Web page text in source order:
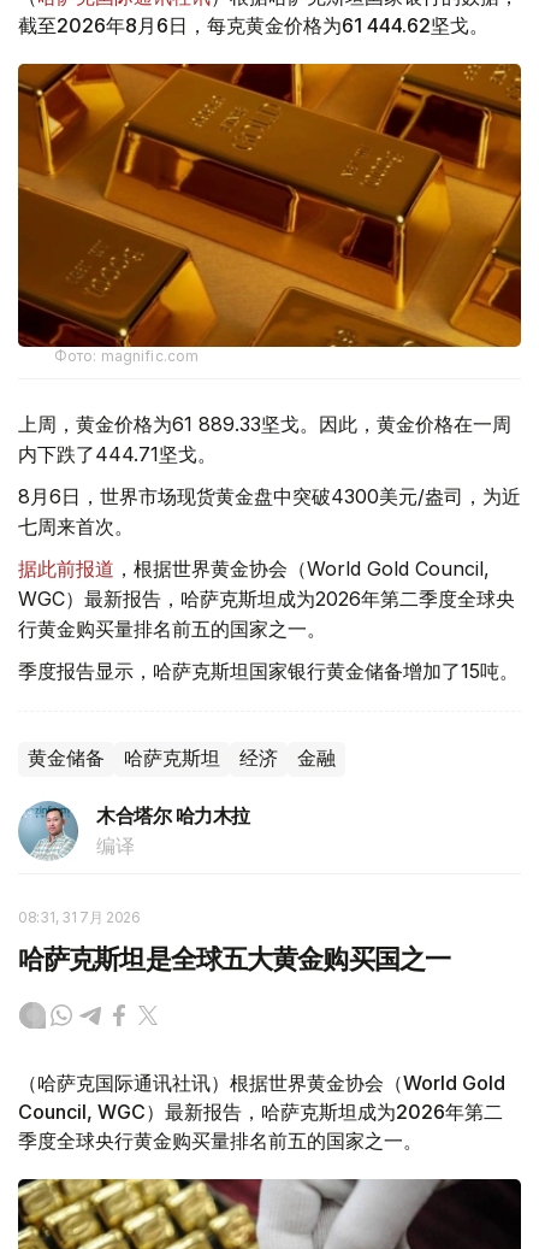
截至2026年8月6日，每克黄金价格为61 444.62坚戈。
Фото: magnific.com
上周，黄金价格为61 889.33坚戈。因此，黄金价格在一周
内下跌了444.71坚戈。
8月6日，世界市场现货黄金盘中突破4300美元/盎司，为近
七周来首次。
据此前报道 ，根据世界黄金协会（World Gold Council,
WGC）最新报告，哈萨克斯坦成为2026年第二季度全球央
行黄金购买量排名前五的国家之一。
季度报告显示，哈萨克斯坦国家银行黄金储备增加了15吨。
黄金储备 哈萨克斯坦 经济 金融
木合塔尔 哈力木拉
编译
08:31, 31 7月 2026
哈萨克斯坦是全球五大黄金购买国之一
（哈萨克国际通讯社讯）根据世界黄金协会（World Gold
Council, WGC）最新报告，哈萨克斯坦成为2026年第二
季度全球央行黄金购买量排名前五的国家之一。